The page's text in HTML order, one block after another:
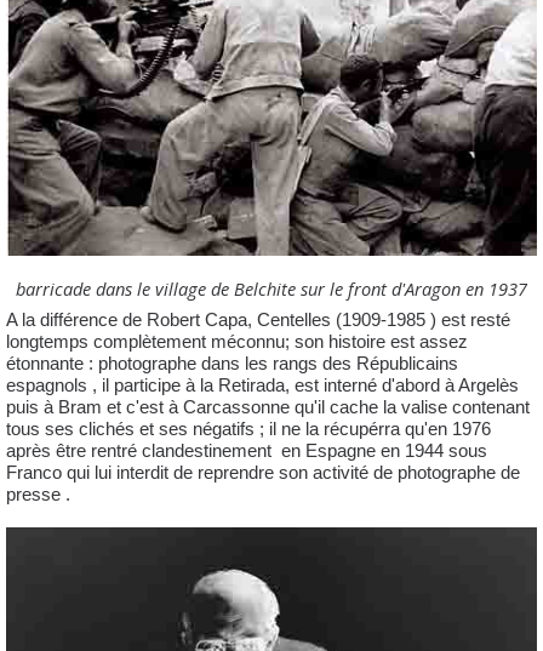
barricade dans le village de Belchite sur le front d'Aragon en 1937
A la différence de Robert Capa, Centelles (1909-1985 ) est resté
longtemps complètement méconnu; son histoire est assez
étonnante : photographe dans les rangs des Républicains
espagnols , il participe à la Retirada, est interné d'abord à Argelès
puis à Bram et c'est à Carcassonne qu'il cache la valise contenant
tous ses clichés et ses négatifs ; il ne la récupérra qu'en 1976
après être rentré clandestinement en Espagne en 1944 sous
Franco qui lui interdit de reprendre son activité de photographe de
presse .